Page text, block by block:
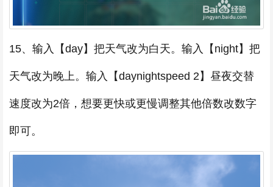
15、输入【day】把天气改为白天。输入【night】把
天气改为晚上。输入【daynightspeed 2】昼夜交替
速度改为2倍，想要更快或更慢调整其他倍数改数字
即可。